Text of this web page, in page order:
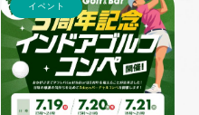
イベント